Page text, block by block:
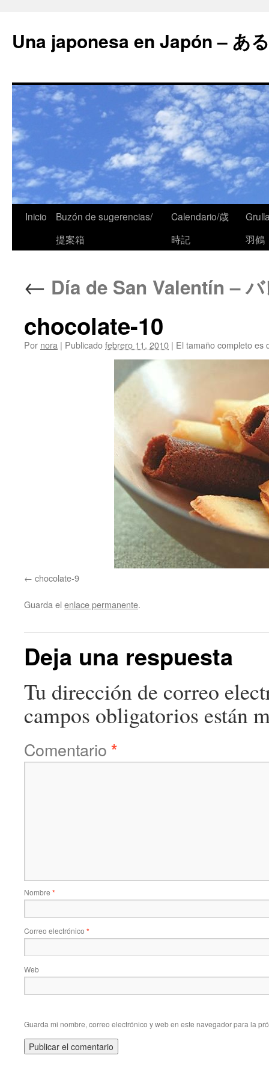
Una japonesa en Japón – あ
Inicio
Buzón de sugerencias/
提案箱
Calendario/歳
時記
羽鶴
← Día de San Valentín –
chocolate-10
Por nora | Publicadofebrero 11, 2010 | El tamaño completo es
chocolate-9
Guarda el enlace permanente.
Deja una respuesta
Tu dirección de correo
campos obligatorios están
Comentario *
Nombre *
Correo electrónico *
Web
Guarda mi nombre, correo electrónico y web en este navegador para la